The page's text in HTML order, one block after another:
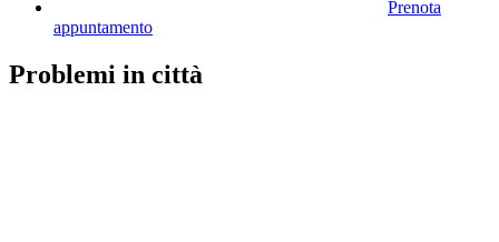
Prenota
appuntamento
Problemi in città